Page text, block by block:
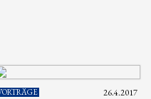
26.4.2017